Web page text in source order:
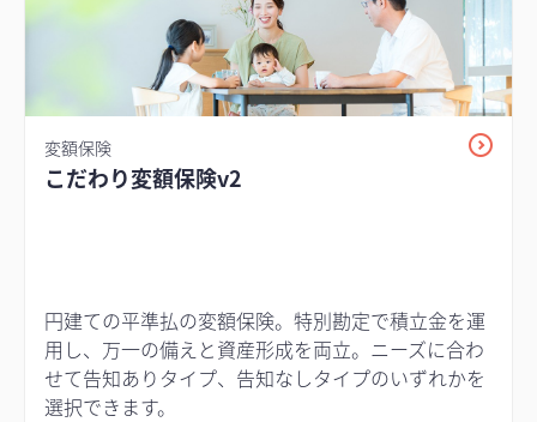
変額保険
こだわり変額保険v2
円建ての平準払の変額保険。特別勘定で積立金を運
用し、万一の備えと資産形成を両立。ニーズに合わ
せて告知ありタイプ、告知なしタイプのいずれかを
選択できます。